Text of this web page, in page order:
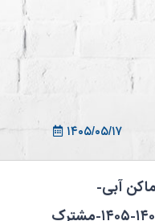
۱۴۰۵/۰۵/۱۷
آبی-